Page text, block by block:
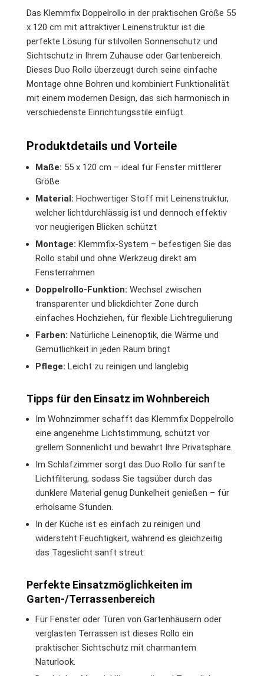
Das Klemmfix Doppelrollo in der praktischen Größe 55
x 120 cm mit attraktiver Leinenstruktur ist die
perfekte Lösung für stilvollen Sonnenschutz und
Sichtschutz in Ihrem Zuhause oder Gartenbereich.
Dieses Duo Rollo überzeugt durch seine einfache
Montage ohne Bohren und kombiniert Funktionalität
mit einem modernen Design, das sich harmonisch in
verschiedenste Einrichtungsstile einfügt.
Produktdetails und Vorteile
Maße: 55 x 120 cm – ideal für Fenster mittlerer
Größe
Material: Hochwertiger Stoff mit Leinenstruktur,
welcher lichtdurchlässig ist und dennoch effektiv
vor neugierigen Blicken schützt
Montage: Klemmfix-System – befestigen Sie das
Rollo stabil und ohne Werkzeug direkt am
Fensterrahmen
Doppelrollo-Funktion: Wechsel zwischen
transparenter und blickdichter Zone durch
einfaches Hochziehen, für flexible Lichtregulierung
Farben: Natürliche Leinenoptik, die Wärme und
Gemütlichkeit in jeden Raum bringt
Pflege: Leicht zu reinigen und langlebig
Tipps für den Einsatz im Wohnbereich
Im Wohnzimmer schafft das Klemmfix Doppelrollo
eine angenehme Lichtstimmung, schützt vor
grellem Sonnenlicht und bewahrt Ihre Privatsphäre.
Im Schlafzimmer sorgt das Duo Rollo für sanfte
Lichtfilterung, sodass Sie tagsüber durch das
dunklere Material genug Dunkelheit genießen – für
erholsame Stunden.
In der Küche ist es einfach zu reinigen und
widersteht Feuchtigkeit, während es gleichzeitig
das Tageslicht sanft streut.
Perfekte Einsatzmöglichkeiten im
Garten-/Terrassenbereich
Für Fenster oder Türen von Gartenhäusern oder
verglasten Terrassen ist dieses Rollo ein
praktischer Sichtschutz mit charmantem
Naturlook.